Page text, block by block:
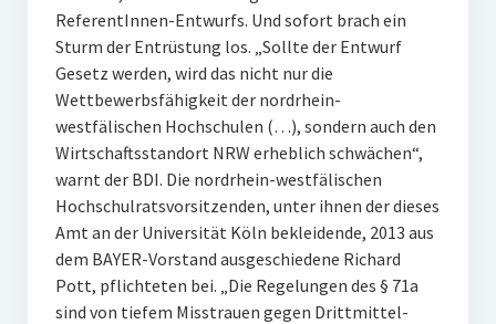
ReferentInnen-Entwurfs. Und sofort brach ein
Sturm der Entrüstung los. „Sollte der Entwurf
Gesetz werden, wird das nicht nur die
Wettbewerbsfähigkeit der nordrhein-
westfälischen Hochschulen (…), sondern auch den
Wirtschaftsstandort NRW erheblich schwächen“,
warnt der BDI. Die nordrhein-westfälischen
Hochschulratsvorsitzenden, unter ihnen der dieses
Amt an der Universität Köln bekleidende, 2013 aus
dem BAYER-Vorstand ausgeschiedene Richard
Pott, pflichteten bei. „Die Regelungen des § 71a
sind von tiefem Misstrauen gegen Drittmittel-